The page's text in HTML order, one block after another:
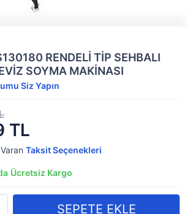
RENDELİ TİP SEHBALI
SOYMA MAKİNASI
Siz Yapın
TL
Taksit Seçenekleri
Ücretsiz Kargo